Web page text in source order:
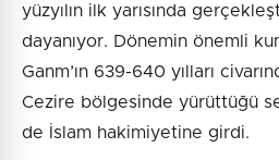
yüzyılın ilk yarısında
dayanıyor. Dönemin önemli
Ganm’ın 639-640 yılları
Cezire bölgesinde yürüttüğü
de İslam hakimiyetine girdi.